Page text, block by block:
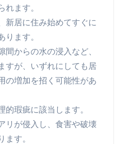
ます。
新居に住み始めてすぐに
ます。
からの水の浸入など、
すが、いずれにしても居
の増加を招く可能性があ
的瑕疵に該当します。
リが侵入し、食害や破壊
ます。